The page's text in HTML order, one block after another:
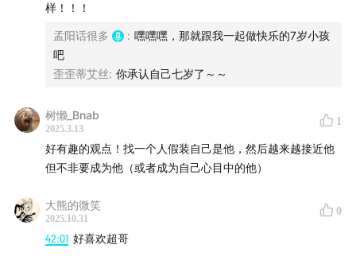
样！！！
孟阳话很多 : 嘿嘿嘿，那就跟我一起做快乐的7岁小孩
吧
歪歪蒂艾丝: 你承认自己七岁了～～
树懒_Bnab
2025.3.13
1
好有趣的观点！找一个人假装自己是他，然后越来越接近他
但不非要成为他（或者成为自己心目中的他）
大熊的微笑
2025.10.31
0
42:01 好喜欢超哥